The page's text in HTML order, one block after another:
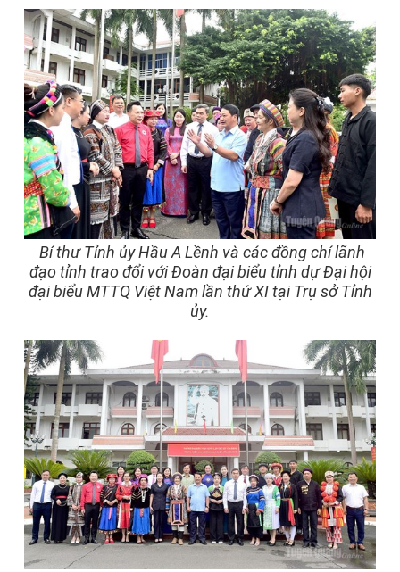
Bí thư Tỉnh ủy Hầu A Lềnh và các đồng chí lãnh
đạo tỉnh trao đổi với Đoàn đại biểu tỉnh dự Đại hội
đại biểu MTTQ Việt Nam lần thứ XI tại Trụ sở Tỉnh
ủy.